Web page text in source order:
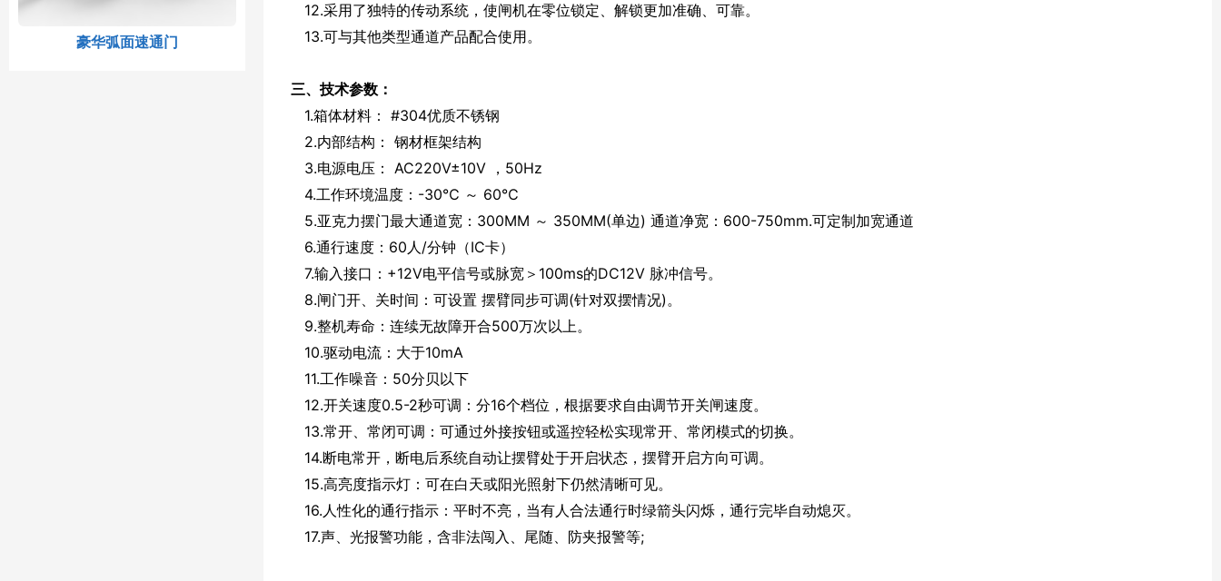
豪华弧面速通门
12.采用了独特的传动系统，使闸机在零位锁定、解锁更加准确、可靠。
13.可与其他类型通道产品配合使用。
三、技术参数：
1.箱体材料： #304优质不锈钢
2.内部结构： 钢材框架结构
3.电源电压： AC220V±10V ，50Hz
4.工作环境温度：-30℃ ～ 60℃
5.亚克力摆门最大通道宽：300MM ～ 350MM(单边) 通道净宽：600-750mm.可定制加宽通道
6.通行速度：60人/分钟（IC卡）
7.输入接口：+12V电平信号或脉宽＞100ms的DC12V 脉冲信号。
8.闸门开、关时间：可设置 摆臂同步可调(针对双摆情况)。
9.整机寿命：连续无故障开合500万次以上。
10.驱动电流：大于10mA
11.工作噪音：50分贝以下
12.开关速度0.5-2秒可调：分16个档位，根据要求自由调节开关闸速度。
13.常开、常闭可调：可通过外接按钮或遥控轻松实现常开、常闭模式的切换。
14.断电常开，断电后系统自动让摆臂处于开启状态，摆臂开启方向可调。
15.高亮度指示灯：可在白天或阳光照射下仍然清晰可见。
16.人性化的通行指示：平时不亮，当有人合法通行时绿箭头闪烁，通行完毕自动熄灭。
17.声、光报警功能，含非法闯入、尾随、防夹报警等;